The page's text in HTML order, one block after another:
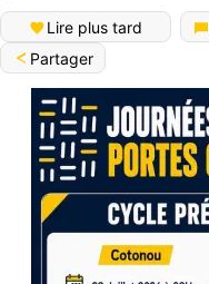
Lire plus tard
Partager